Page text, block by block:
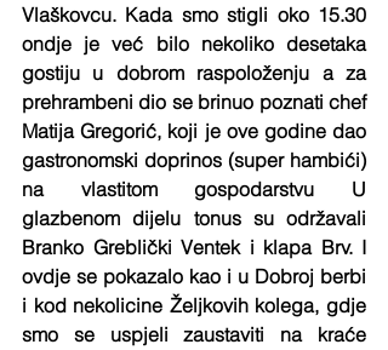
Vlaškovcu. Kada smo stigli oko 15.30
ondje je već bilo nekoliko desetaka
gostiju u dobrom raspoloženju a za
prehrambeni dio se brinuo poznati chef
Matija Gregorić, koji je ove godine dao
gastronomski doprinos (super hambići)
na vlastitom gospodarstvu U
glazbenom dijelu tonus su održavali
Branko Greblički Ventek i klapa Brv. I
ovdje se pokazalo kao i u Dobroj berbi
i kod nekolicine Željkovih kolega, gdje
smo se uspjeli zaustaviti na kraće